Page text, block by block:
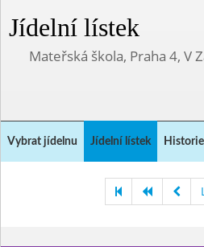
Jídelní lístek
Mateřská škola, Praha 4, V
Vybrat jídelnu Jídelní lístek Historie